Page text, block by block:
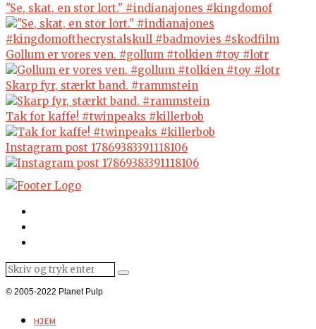
"Se, skat, en stor lort." #indianajones #kingdomof
Gollum er vores ven. #gollum #tolkien #toy #lotr
Skarp fyr, stærkt band. #rammstein
Tak for kaffe! #twinpeaks #killerbob
Instagram post 17869383391118106
© 2005-2022 Planet Pulp
HJEM